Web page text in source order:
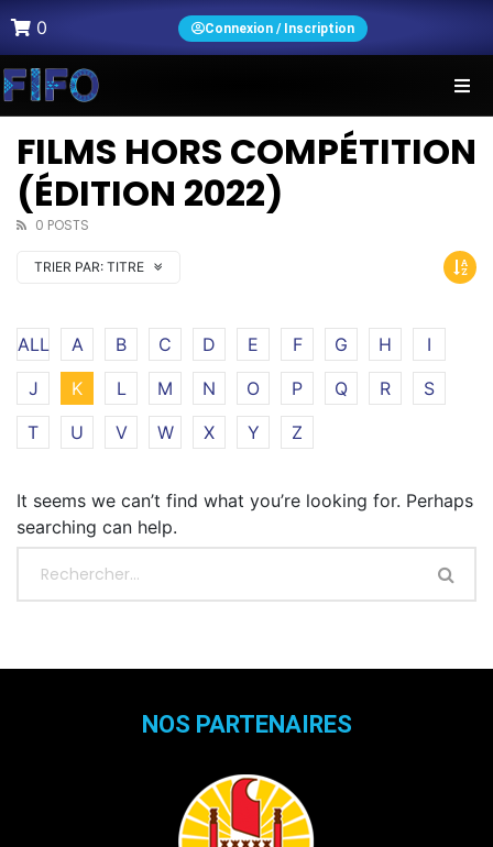
0 Connexion / Inscription
FILMS HORS COMPÉTITION
(ÉDITION 2022)
0 POSTS
TRIER PAR: TITRE
ALL A B C D E F G H
I
J
K L M N O P Q R
S
T
U V W X Y Z
It seems we can’t find what you’re looking for. Perhaps
searching can help.
NOS PARTENAIRES